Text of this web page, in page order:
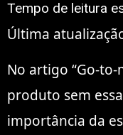
Tempo de leitura
Última
No artigo “Go-
produto sem
importância da